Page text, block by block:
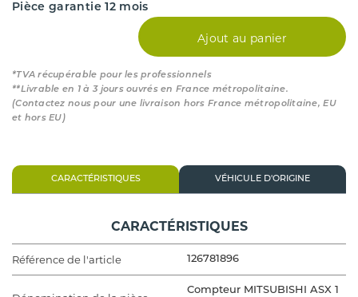
Pièce garantie 12 mois
Ajout au panier
*TVA récupérable pour les professionnels
**Livrable en 1 à 3 jours ouvrés en France métropolitaine.
(Contactez nous pour une livraison hors France métropolitaine, EU
et hors EU)
CARACTÉRISTIQUES VÉHICULE D'ORIGINE
CARACTÉRISTIQUES
Référence de l'article 126781896
Compteur MITSUBISHI ASX 1